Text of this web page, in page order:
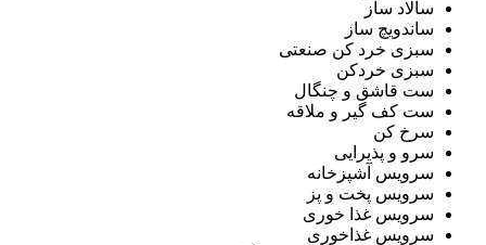
سالاد ساز
ساندویچ ساز
سبزی خرد کن صنعتی
سبزی خردکن
ست قاشق و چنگال
ست کف گیر و ملاقه
سرخ کن
سرو و پذیرایی
سرویس آشپزخانه
سرویس پخت و پز
سرویس غذا خوری
سرویس غذاخوری